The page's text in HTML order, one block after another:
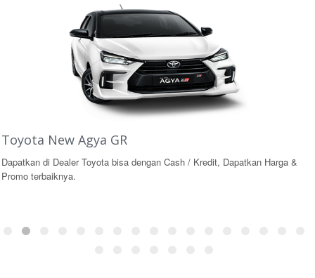
Toyota New Agya GR
Dapatkan di Dealer Toyota bisa dengan Cash / Kredit, Dapatkan Harga &
Promo terbaiknya.